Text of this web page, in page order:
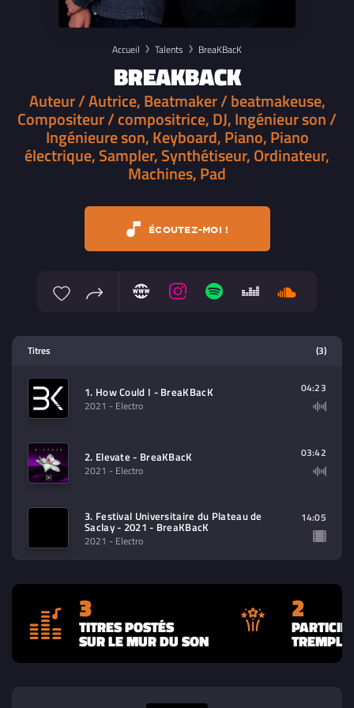
Accueil Talents BreaKBacK
BREAKBACK
Auteur / Autrice, Beatmaker / beatmakeuse,
Compositeur / compositrice, DJ, Ingénieur son /
Ingénieure son, Keyboard, Piano, Piano
électrique, Sampler, Synthétiseur, Ordinateur,
Machines, Pad
ÉCOUTEZ-MOI !
contenu à lire (audio/video)
Titres (3)
1. How Could I - BreaKBacK
2021 - Electro
04:23
2. Elevate - BreaKBacK
2021 - Electro
03:42
3. Festival Universitaire du Plateau de
Saclay - 2021 - BreaKBacK
2021 - Electro
14:05
3
TITRES POSTÉS
SUR LE MUR DU SON
2